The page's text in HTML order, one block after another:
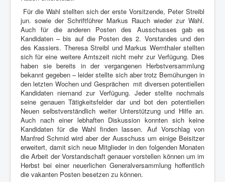
Für die Wahl stellten sich der erste Vorsitzende, Peter Streibl
jun. sowie der Schriftführer Markus Rauch wieder zur Wahl.
Auch für die anderen Posten des Ausschusses gab es
Kandidaten – bis auf die Posten des 2. Vorstandes und den
des Kassiers. Theresa Streibl und Markus Wernthaler stellten
sich für eine weitere Amtszeit nicht mehr zur Verfügung. Dies
haben sie bereits in der vergangenen Herbstversammlung
bekannt gegeben – leider stellte sich aber trotz Bemühungen in
den letzten Wochen und Gesprächen mit diversen potentiellen
Kandidaten niemand zur Verfügung. Jeder stellte nochmals
seine genauen Tätigkeitsfelder dar und bot den potentiellen
Neuen selbstverständlich weiter Unterstützung und Hilfe an.
Auch nach einer lebhaften Diskussion konnten sich keine
Kandidaten für die Wahl finden lassen. Auf Vorschlag von
Manfred Schmid wird aber der Ausschuss um einige Beisitzer
erweitert, damit sich neue Mitglieder in den folgenden Monaten
die Arbeit der Vorstandschaft genauer vorstellen können um im
Herbst bei einer neuerlichen Generalversammlung hoffentlich
die vakanten Posten besetzen zu können.